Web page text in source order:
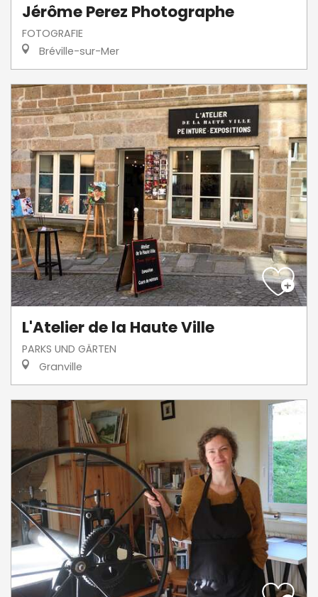
Jérôme Perez Photographe
FOTOGRAFIE
Bréville-sur-Mer
L'Atelier de la Haute Ville
PARKS UND GÄRTEN
Granville